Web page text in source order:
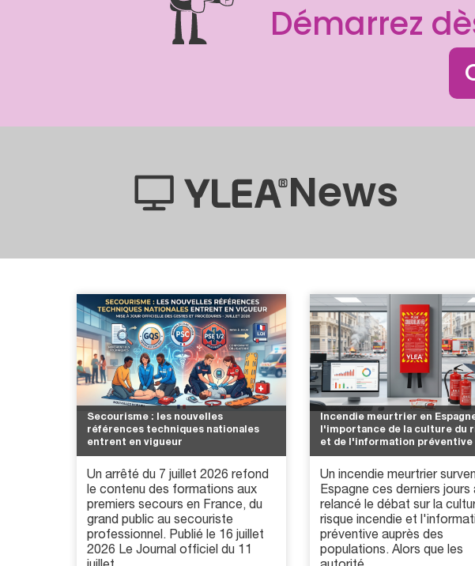
Démarrez
News
Secourisme : les nouvelles
références techniques nationales
entrent en vigueur
Un arrêté du 7 juillet 2026 refond
le contenu des formations aux
premiers secours en France, du
grand public au secouriste
professionnel. Publié le 16 juillet
2026 Le Journal officiel du 11
Incendie meurtrier en
l'importance de la culture du
et de l'information préventive
Un incendie meurtrier
Espagne ces derniers jours
relancé le débat sur la
risque incendie et
préventive auprès des
populations. Alors que les